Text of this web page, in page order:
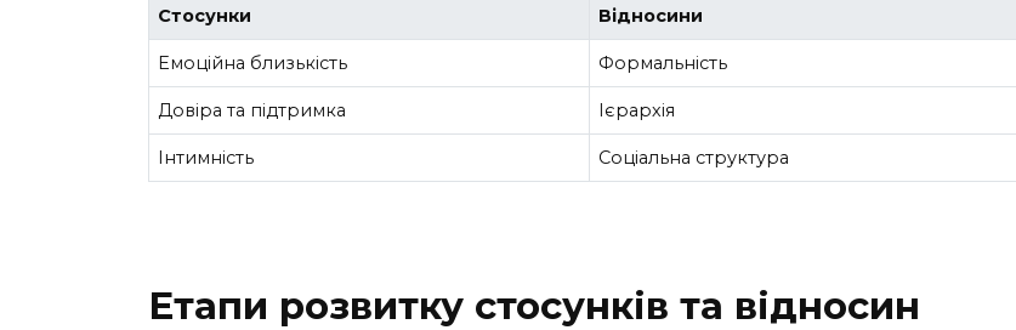
Стосунки Відносини
Емоційна близькість Формальність
Довіра та підтримка Ієрархія
Інтимність Соціальна структура
Етапи розвитку стосунків та відносин